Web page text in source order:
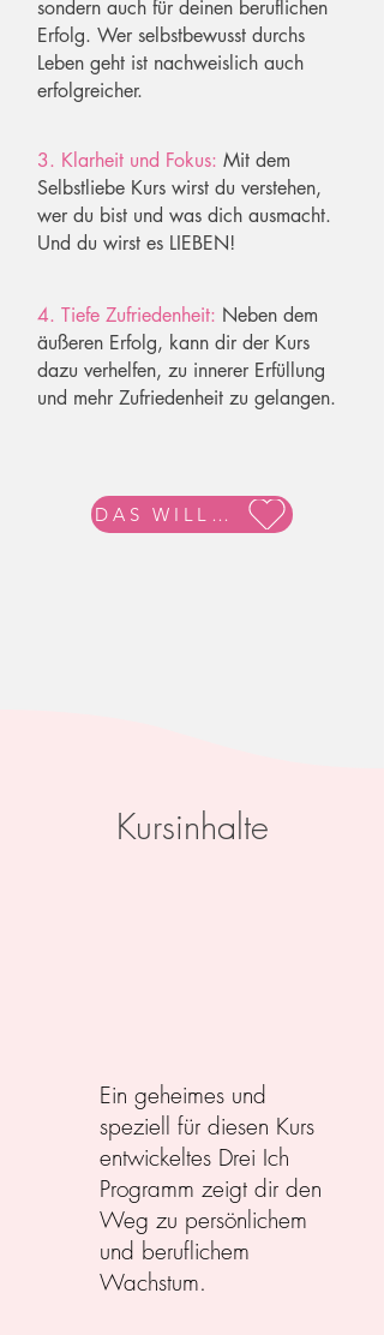
sondern auch für deinen beruflichen
Erfolg. Wer selbstbewusst durchs
Leben geht ist nachweislich auch
erfolgreicher.
3. Klarheit und Fokus: Mit dem
Selbstliebe Kurs wirst du verstehen,
wer du bist und was dich ausmacht.
Und du wirst es LIEBEN!
4. Tiefe Zufriedenheit: Neben dem
äußeren Erfolg, kann dir der Kurs
dazu verhelfen, zu innerer Erfüllung
und mehr Zufriedenheit zu gelangen.
DAS WILL ICH
Kursinhalte
Ein geheimes und
speziell für diesen Kurs
entwickeltes Drei Ich
Programm zeigt dir den
Weg zu persönlichem
und beruflichem
Wachstum.